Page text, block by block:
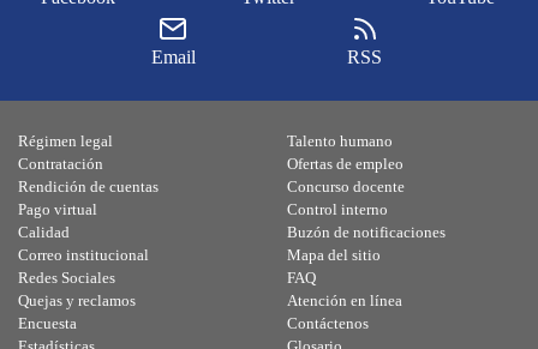
Email RSS
Régimen legal
Contratación
Rendición de cuentas
Pago virtual
Calidad
Talento humano
Ofertas de empleo
Concurso docente
Control interno
Buzón de notificaciones
Correo institucional
Redes Sociales
Quejas y reclamos
Encuesta
Mapa del sitio
FAQ
Atención en línea
Contáctenos